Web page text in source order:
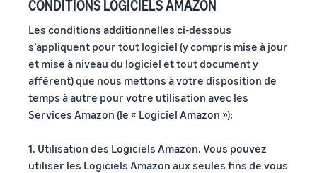
CONDITIONS LOGICIELS AMAZON
Les conditions additionnelles ci-dessous
s’appliquent pour tout logiciel (y compris mise à jour
et mise à niveau du logiciel et tout document y
afférent) que nous mettons à votre disposition de
temps à autre pour votre utilisation avec les
Services Amazon (le « Logiciel Amazon »):
1. Utilisation des Logiciels Amazon. Vous pouvez
utiliser les Logiciels Amazon aux seules fins de vous